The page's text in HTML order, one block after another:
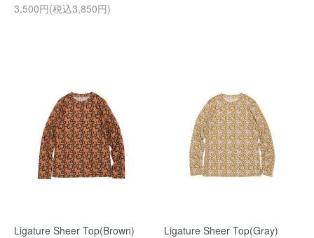
3,500円(税込3,850円)
Ligature Sheer Top(Brown)
Ligature Sheer Top(Gray)